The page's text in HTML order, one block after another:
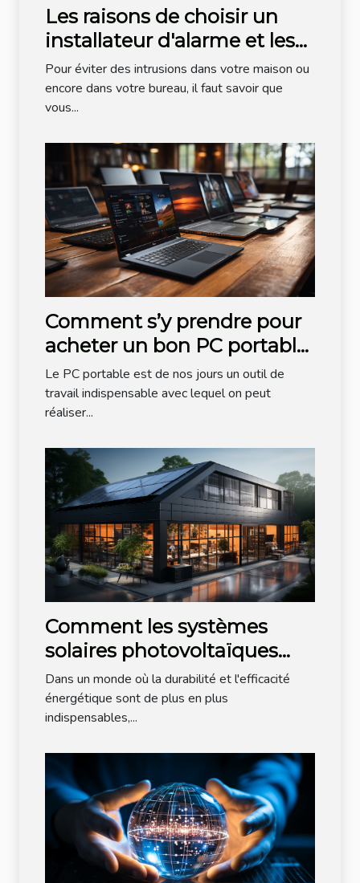
Les raisons de choisir un
installateur d'alarme et les
critères de choix
Pour éviter des intrusions dans votre maison ou
encore dans votre bureau, il faut savoir que
vous...
Comment s’y prendre pour
acheter un bon PC portable
?
Le PC portable est de nos jours un outil de
travail indispensable avec lequel on peut
réaliser...
Comment les systèmes
solaires photovoltaïques
aident à optimiser les
dépenses énergétiques de
votre entreprise ?
Dans un monde où la durabilité et l'efficacité
énergétique sont de plus en plus
indispensables,...